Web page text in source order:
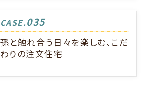
CASE.035
孫と触れ合う日々を楽しむ、こだ
わりの注文住宅